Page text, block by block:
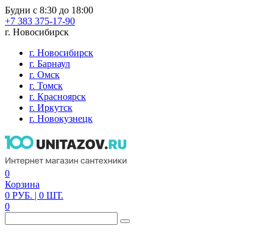
Будни с 8:30 до 18:00
+7 383 375-17-90
г. Новосибирск
г. Новосибирск
г. Барнаул
г. Омск
г. Томск
г. Красноярск
г. Иркутск
г. Новокузнецк
0
Корзина
0 РУБ. | 0 ШТ.
0